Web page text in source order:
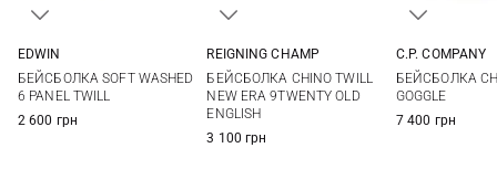
EDWIN
БЕЙСБОЛКА SOFT WASHED
6 PANEL TWILL
2 600 грн
REIGNING CHAMP
БЕЙСБОЛКА CHINO TWILL
NEW ERA 9TWENTY OLD
ENGLISH
3 100 грн
C.P. COMPANY
БЕЙСБОЛКА
GOGGLE
7 400 грн